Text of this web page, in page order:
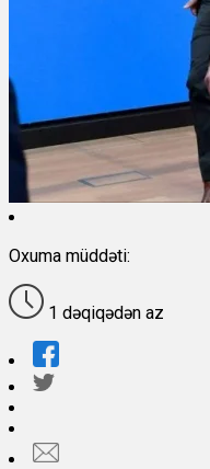
Oxuma müddəti:
1 dəqiqədən az